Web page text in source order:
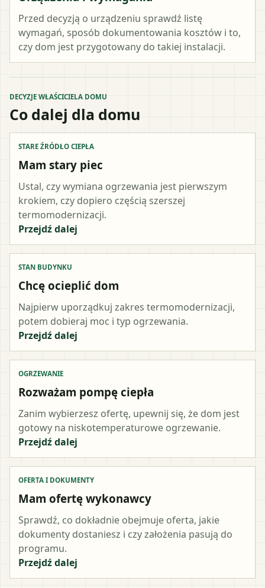
Przed decyzją o urządzeniu sprawdź listę
wymagań, sposób dokumentowania kosztów i to,
czy dom jest przygotowany do takiej instalacji.
DECYZJE WŁAŚCICIELA DOMU
Co dalej dla domu
STARE ŹRÓDŁO CIEPŁA
Mam stary piec
Ustal, czy wymiana ogrzewania jest pierwszym
krokiem, czy dopiero częścią szerszej
termomodernizacji.
Przejdź dalej
STAN BUDYNKU
Chcę ocieplić dom
Najpierw uporządkuj zakres termomodernizacji,
potem dobieraj moc i typ ogrzewania.
Przejdź dalej
OGRZEWANIE
Rozważam pompę ciepła
Zanim wybierzesz ofertę, upewnij się, że dom jest
gotowy na niskotemperaturowe ogrzewanie.
Przejdź dalej
OFERTA I DOKUMENTY
Mam ofertę wykonawcy
Sprawdź, co dokładnie obejmuje oferta, jakie
dokumenty dostaniesz i czy założenia pasują do
programu.
Przejdź dalej